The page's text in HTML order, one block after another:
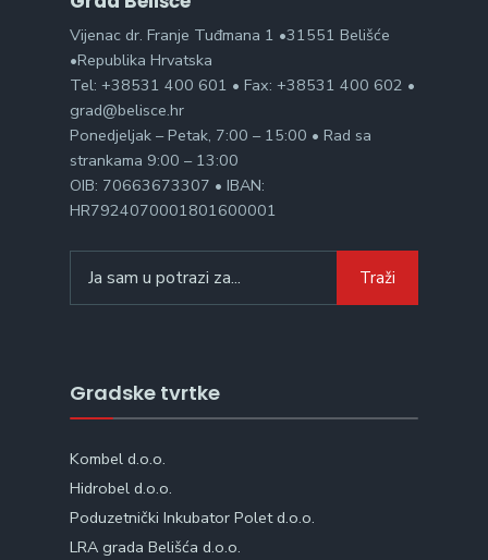
Vijenac dr. Franje Tuđmana 1 •31551 Belišće
•Republika Hrvatska
Tel: +38531 400 601 • Fax: +38531 400 602 •
grad@belisce.hr
Ponedjeljak – Petak, 7:00 – 15:00 • Rad sa
strankama 9:00 – 13:00
OIB: 70663673307 • IBAN:
HR7924070001801600001
for:
Traži
Gradske tvrtke
Kombel d.o.o.
Hidrobel d.o.o.
Poduzetnički Inkubator Polet d.o.o.
LRA grada Belišća d.o.o.